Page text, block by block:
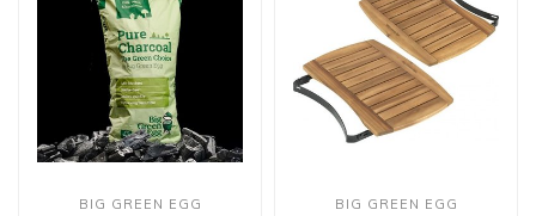
BIG GREEN EGG BIG GREEN EGG